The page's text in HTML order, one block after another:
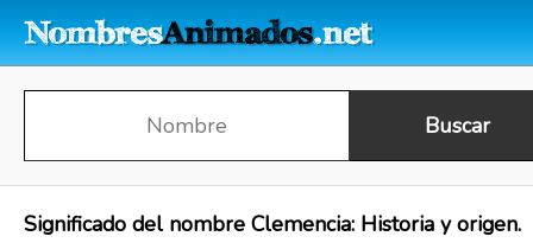
Significado del nombre Clemencia: Historia y origen.